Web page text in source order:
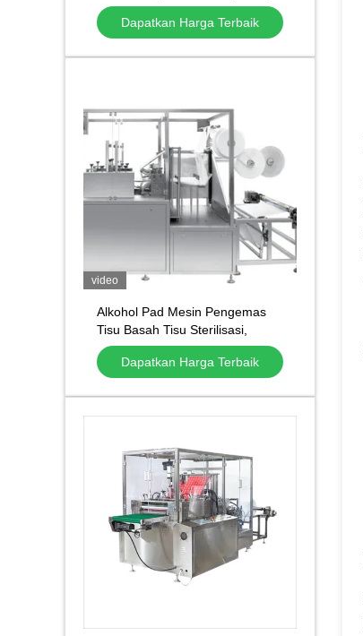
Berkecepatan Tinggi
Dapatkan Harga Terbaik
video
Alkohol Pad Mesin Pengemas
Tisu Basah Tisu Sterilisasi,
kemasan mini mesin pengemas
tisu basah
Dapatkan Harga Terbaik